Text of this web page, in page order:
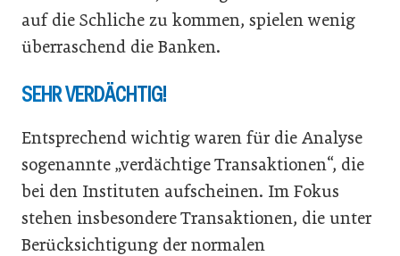
auf die Schliche zu kommen, spielen wenig
überraschend die Banken.
SEHR VERDÄCHTIG!
Entsprechend wichtig waren für die Analyse
sogenannte „verdächtige Transaktionen“, die
bei den Instituten aufscheinen. Im Fokus
stehen insbesondere Transaktionen, die unter
Berücksichtigung der normalen